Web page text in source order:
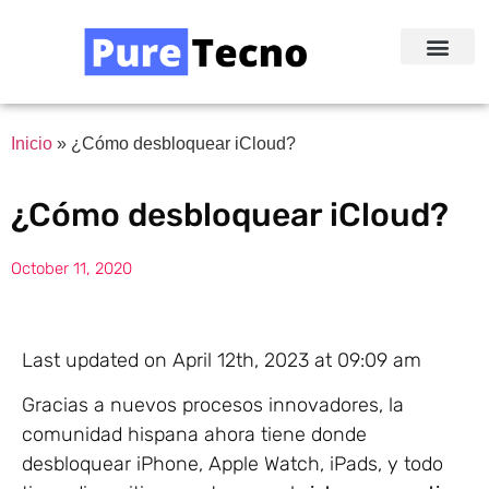
Inicio » ¿Cómo desbloquear iCloud?
¿Cómo desbloquear iCloud?
October 11, 2020
Last updated on April 12th, 2023 at 09:09 am
Gracias a nuevos procesos innovadores, la
comunidad hispana ahora tiene donde
desbloquear iPhone, Apple Watch, iPads, y todo